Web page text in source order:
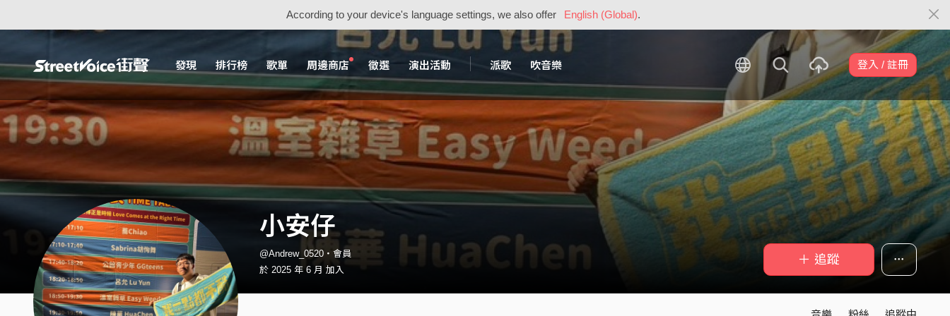
According to your device's language settings, we also offer English (Global).
發現 排行榜 歌單 周邊商店 徵選 演出活動 派歌 吹音樂 登入 / 註冊
小安仔
@Andrew_0520・會員
於 2025 年 6 月 加入
＋ 追蹤